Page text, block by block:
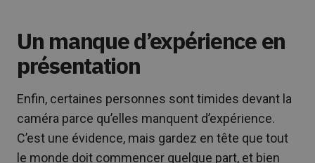
Un manque d’expérience en
présentation
Enfin, certaines personnes sont timides devant la
caméra parce qu’elles manquent d’expérience.
C’est une évidence, mais gardez en tête que tout
le monde doit commencer quelque part, et bien